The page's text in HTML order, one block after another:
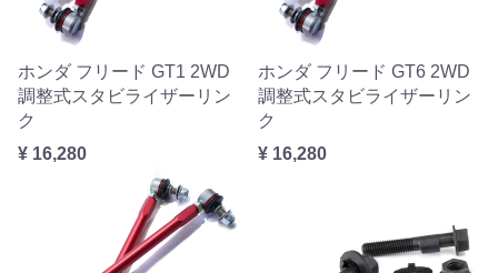
ホンダ フリード GT1 2WD
調整式スタビライザーリン
ク
¥ 16,280
ホンダ フリード GT6 2WD
調整式スタビライザーリン
ク
¥ 16,280